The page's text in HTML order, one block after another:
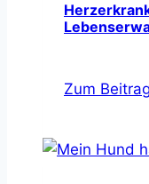
Zum Beitrag